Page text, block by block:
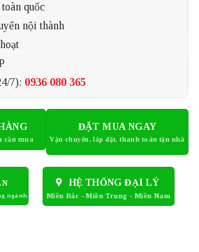
quốc
nội thành
7): 0936 080 365
ĐẶT MUA NGAY
HỆ THỐNG ĐẠI LÝ